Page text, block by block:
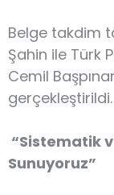
Belge takdim
Şahin ile Türk
Cemil
gerçekleştirildi.
“Sistematik
Sunuyoruz”